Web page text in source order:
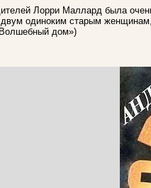
Лорри Маллард была
одиноким старым
дом»)